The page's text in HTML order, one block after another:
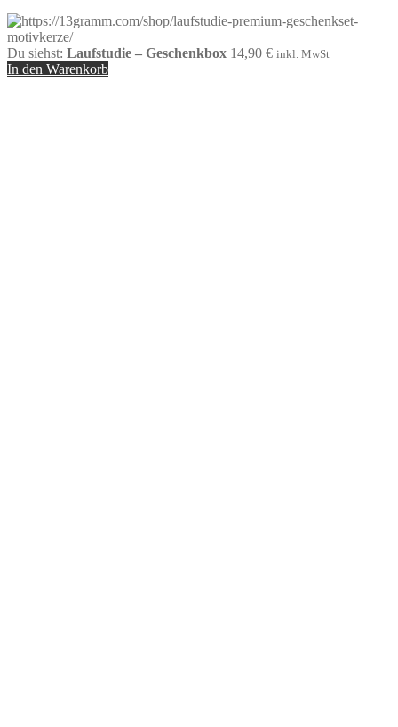
Du siehst: Laufstudie – Geschenkbox 14,90 € inkl. MwSt
In den Warenkorb